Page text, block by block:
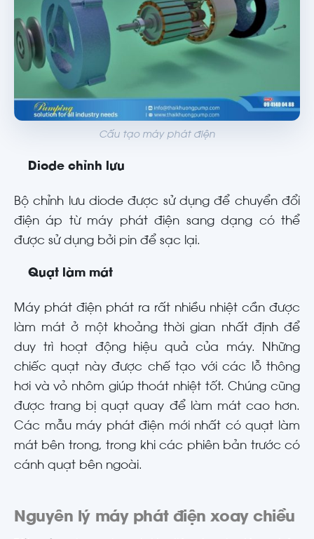
Cấu tạo máy phát điện
Diode chỉnh lưu
Bộ chỉnh lưu diode được sử dụng để chuyển đổi
điện áp từ máy phát điện sang dạng có thể
được sử dụng bởi pin để sạc lại.
Quạt làm mát
Máy phát điện phát ra rất nhiều nhiệt cần được
làm mát ở một khoảng thời gian nhất định để
duy trì hoạt động hiệu quả của máy. Những
chiếc quạt này được chế tạo với các lỗ thông
hơi và vỏ nhôm giúp thoát nhiệt tốt. Chúng cũng
được trang bị quạt quay để làm mát cao hơn.
Các mẫu máy phát điện mới nhất có quạt làm
mát bên trong, trong khi các phiên bản trước có
cánh quạt bên ngoài.
Nguyên lý máy phát điện xoay chiều